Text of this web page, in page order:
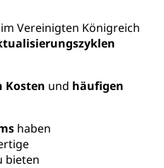
Vereinigten Königreich
Kosten und häufigen
haben
bieten